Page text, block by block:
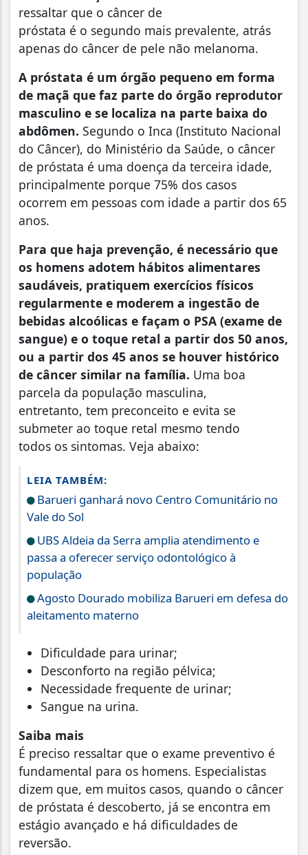
ressaltar que o câncer de
próstata é o segundo mais prevalente, atrás
apenas do câncer de pele não melanoma.
A próstata é um órgão pequeno em forma
de maçã que faz parte do órgão reprodutor
masculino e se localiza na parte baixa do
abdômen. Segundo o Inca (Instituto Nacional
do Câncer), do Ministério da Saúde, o câncer
de próstata é uma doença da terceira idade,
principalmente porque 75% dos casos
ocorrem em pessoas com idade a partir dos 65
anos.
Para que haja prevenção, é necessário que
os homens adotem hábitos alimentares
saudáveis, pratiquem exercícios físicos
regularmente e moderem a ingestão de
bebidas alcoólicas e façam o PSA (exame de
sangue) e o toque retal a partir dos 50 anos,
ou a partir dos 45 anos se houver histórico
de câncer similar na família. Uma boa
parcela da população masculina,
entretanto, tem preconceito e evita se
submeter ao toque retal mesmo tendo
todos os sintomas. Veja abaixo:
LEIA TAMBÉM:
Barueri ganhará novo Centro Comunitário no
Vale do Sol
UBS Aldeia da Serra amplia atendimento e
passa a oferecer serviço odontológico à
população
Agosto Dourado mobiliza Barueri em defesa do
aleitamento materno
Dificuldade para urinar;
Desconforto na região pélvica;
Necessidade frequente de urinar;
Sangue na urina.
Saiba mais
É preciso ressaltar que o exame preventivo é
fundamental para os homens. Especialistas
dizem que, em muitos casos, quando o câncer
de próstata é descoberto, já se encontra em
estágio avançado e há dificuldades de
reversão.